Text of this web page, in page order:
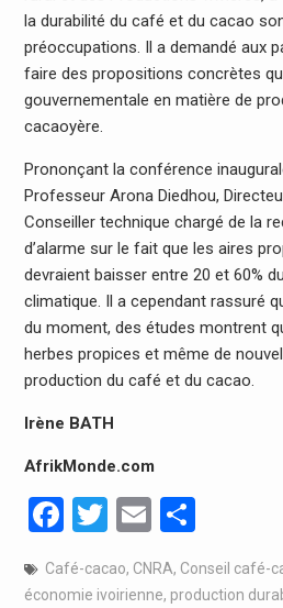
la durabilité du café et du cacao
préoccupations. Il a demandé aux
faire des propositions concrètes
gouvernementale en matière de
cacaoyère.
Prononçant la conférence
Professeur Arona Diedhou,
Conseiller technique chargé de la
d’alarme sur le fait que les aires
devraient baisser entre 20 et 60%
climatique. Il a cependant rassuré
du moment, des études montrent
herbes propices et même de
production du café et du cacao.
Irène BATH
AfrikMonde.com
Facebook
Twitter
Email
Café-cacao, CNRA, Conseil café-
économie ivoirienne, production